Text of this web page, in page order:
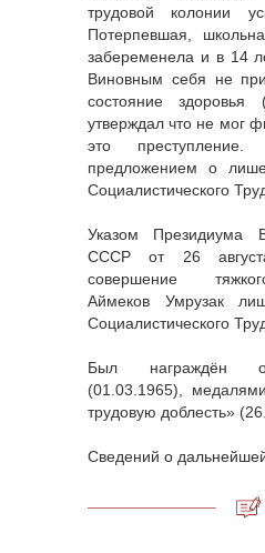
трудовой колонии
Потерпевшая,
забеременела и в 14
Виновным себя не
состояние здоровья
утверждал что не мог
это
предложением о
Социалистического
Указом Президиума
СССР от 26
совершение
Аймеков Умрузак
Социалистического
Был награждён
(01.03.1965),
трудовую доблесть»
Сведений о